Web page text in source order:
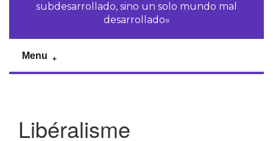
subdesarrollado, sino un solo mundo mal
desarrollado»
Menu
Libéralisme